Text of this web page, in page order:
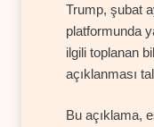
Trump, şubat
platformunda
ilgili toplanan
açıklanması
Bu açıklama,